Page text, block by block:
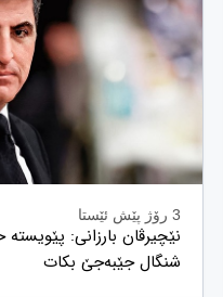
3 رۆژ پێش ئێستا
نێچیرڤان بارزانی:
شنگال جێبەجێ بکات